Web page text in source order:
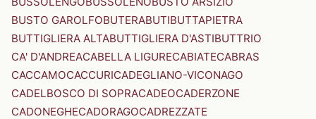
BUSTO GAROLFOBUTERABUTIBUTTAPIETRA
BUTTIGLIERA ALTABUTTIGLIERA D'ASTIBUTTRIO
CA' D'ANDREACABELLA LIGURECABIATECABRAS
CACCAMOCACCURICADEGLIANO-VICONAGO
CADELBOSCO DI SOPRACADEOCADERZONE
CADONEGHECADORAGOCADREZZATE